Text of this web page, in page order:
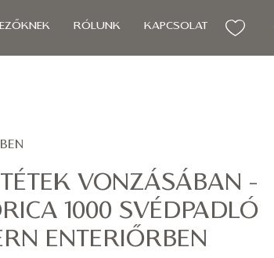
RÓLUNK KAPCSOLAT
VONZÁSÁBAN -
1000 SVÉDPADLÓ
ENTERIŐRBEN